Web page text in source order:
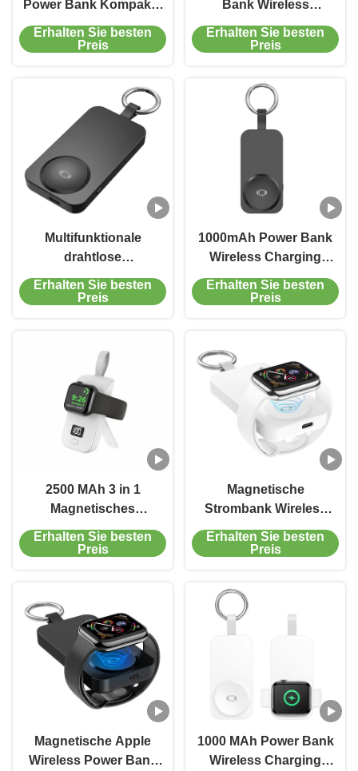
Power Bank Kompakte
drahtlose Power Bank
2W
Erhalten Sie besten
Preis
Bank Wireless
Ladegerät Apple Watch
Multifunktion Mobile
Erhalten Sie besten
Preis
Multifunktionale
drahtlose
Stromversorgung
2500mAh drahtlose
Erhalten Sie besten
Preis
1000mAh Power Bank
Wireless Charging
Wireless Power Bank 2
in 1 für die Apple Watch
Erhalten Sie besten
Preis
2500 MAh 3 in 1
Magnetisches
drahtloses Ladegerät
Magnetische
Erhalten Sie besten
Preis
Magnetische
Strombank Wireless
Charging Portable
Iwatch Ladegerät
Erhalten Sie besten
Preis
Magnetische Apple
Wireless Power Bank
1000 MAh Power Bank
Wireless Charging